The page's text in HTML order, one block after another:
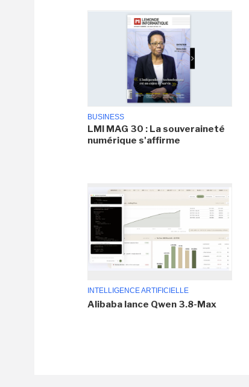
BUSINESS
LMI MAG 30 : La souveraineté
numérique s'affirme
INTELLIGENCE ARTIFICIELLE
Alibaba lance Qwen 3.8-Max